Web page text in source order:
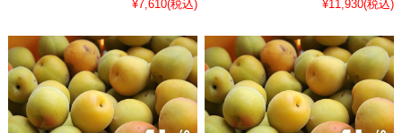
¥7,610(税込)
¥11,930(税込)